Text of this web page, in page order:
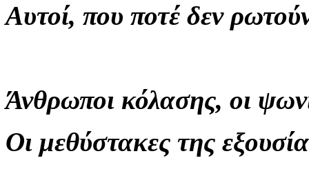
Αυτοί, που ποτέ δεν
Άνθρωποι κόλασης, οι
Οι μεθύστακες της